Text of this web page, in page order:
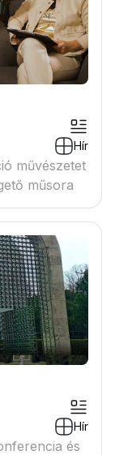
Hír
művészetet
műsora
Hír
és